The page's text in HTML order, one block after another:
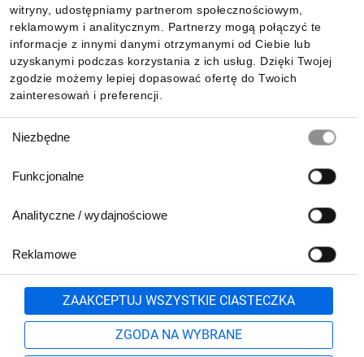
witryny, udostępniamy partnerom społecznościowym,
reklamowym i analitycznym. Partnerzy mogą połączyć te
informacje z innymi danymi otrzymanymi od Ciebie lub
uzyskanymi podczas korzystania z ich usług. Dzięki Twojej
zgodzie możemy lepiej dopasować ofertę do Twoich
zainteresowań i preferencji.
zgody
Niezbędne
Funkcjonalne
Analityczne / wydajnościowe
Reklamowe
ZAAKCEPTUJ WSZYSTKIE CIASTECZKA
ZGODA NA WYBRANE
Pobierz naszą aplikację mobilną:
801 500 700 lub
71 37 61 600
Formularz kontaktowy